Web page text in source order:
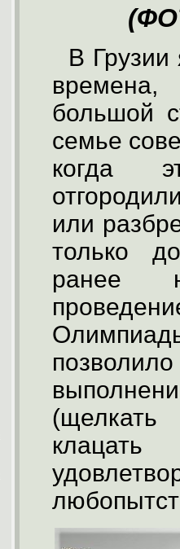
В
времена,
большой
семье
когда
или
только
ранее